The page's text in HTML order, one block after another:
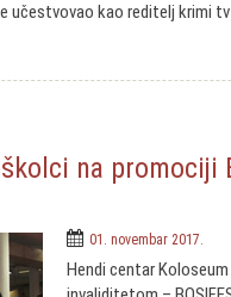
učestvovao kao reditelj krimi
na promociji
01. novembar 2017.
Hendi centar